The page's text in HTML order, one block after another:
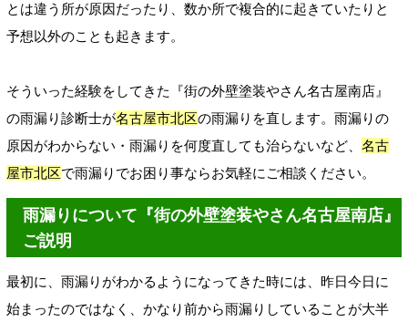
とは違う所が原因だったり、数か所で複合的に起きていたりと
予想以外のことも起きます。
そういった経験をしてきた『街の外壁塗装やさん名古屋南店』
の雨漏り診断士が名古屋市北区の雨漏りを直します。雨漏りの
原因がわからない・雨漏りを何度直しても治らないなど、 名古
屋市北区で雨漏りでお困り事ならお気軽にご相談ください。
雨漏りについて『街の外壁塗装やさん名古屋南店』
ご説明
最初に、雨漏りがわかるようになってきた時には、昨日今日に
始まったのではなく、かなり前から雨漏りしていることが大半